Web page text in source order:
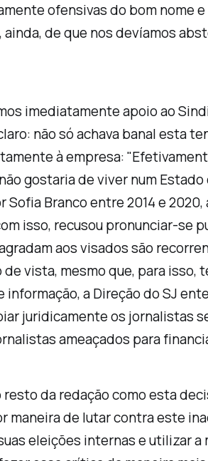
ofensivas do bom nome
de que nos devíamos
imediatamente apoio ao
não só achava banal esta
à empresa:
gostaria de viver num
Branco entre 2014 e
isso, recusou pronunciar-
aos visados são
vista, mesmo que, para
informação, a Direção do SJ
juridicamente os jornalistas
ameaçados para
da redação como esta
maneira de lutar contra este
eleições internas e utilizar a